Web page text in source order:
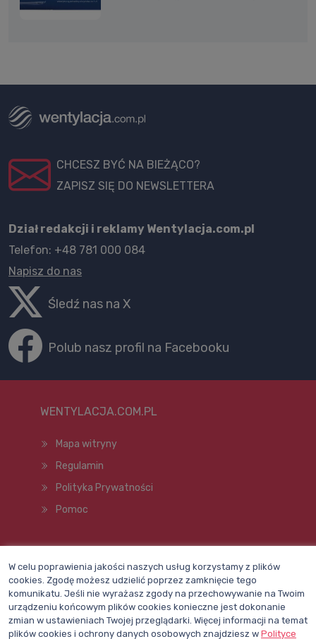
CHCESZ BYĆ NA BIEŻĄCO?
ZAPISZ SIĘ DO NEWSLETTERA
Dział redakcji i reklamy Wentylacja.com.pl
Telefon: +48 781 000 084
Napisz do nas
Śledź nas na X
Polub nasz profil na Facebooku
WENTYLACJA.COM.PL
Mapa witryny
Regulamin
Polityka Prywatności
Pomoc
W celu poprawienia jakości naszych usług korzystamy z plików
cookies. Zgodę możesz udzielić poprzez zamknięcie tego
komunikatu. Jeśli nie wyrażasz zgody na przechowywanie na Twoim
urządzeniu końcowym plików cookies konieczne jest dokonanie
zmian w ustawieniach Twojej przeglądarki. Więcej informacji na temat
plików cookies i ochrony danych osobowych znajdziesz w Polityce